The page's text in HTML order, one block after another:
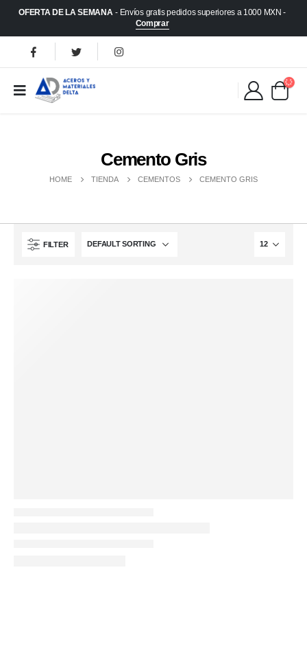
OFERTA DE LA SEMANA - Envíos gratis pedidos superiores a 1000 MXN -
Comprar
Cemento Gris
HOME TIENDA CEMENTOS CEMENTO GRIS
FILTER